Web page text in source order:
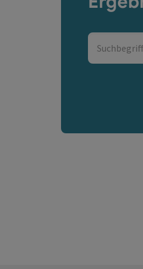
Suchbegriff